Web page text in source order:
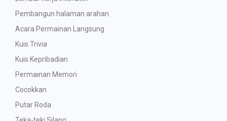
Pembangun halaman arahan
Acara Permainan Langsung
Kuis Trivia
Kuis Kepribadian
Permainan Memori
Cocokkan
Putar Roda